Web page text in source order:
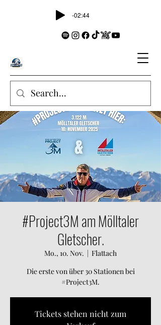
-02:44
#Project3M am Mölltaler
Gletscher.
Mo., 10. Nov.
  |
Flattach
Die erste von über 30 Stationen bei
#Project3M.
Tickets stehen nicht zum